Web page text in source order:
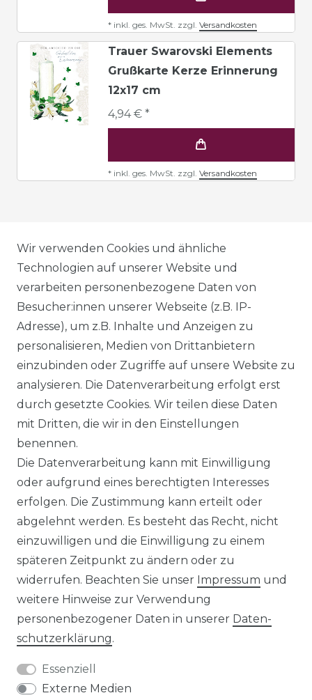
* inkl. ges. MwSt. zzgl. Versandkosten
Trauer Swarovski Elements
Grußkarte Kerze Erinnerung
12x17 cm
4,94 € *
* inkl. ges. MwSt. zzgl. Versandkosten
AGB
DATENSCHUTZERKLÄRUNG
WIDERRUFSRECHT
IMPRESSUM
KONTAKT
Unsere Zahlungsmöglichkeiten
Wir versenden mit
Wir verwenden Cookies und ähnliche
Technologien auf unserer Website und
verarbeiten personenbezogene Daten von
Besucher:innen unserer Webseite (z.B. IP-
Adresse), um z.B. Inhalte und Anzeigen zu
personalisieren, Medien von Drittanbietern
einzubinden oder Zugriffe auf unsere Website zu
analysieren. Die Datenverarbeitung erfolgt erst
durch gesetzte Cookies. Wir teilen diese Daten
mit Dritten, die wir in den Einstellungen
benennen.
Die Datenverarbeitung kann mit Einwilligung
oder aufgrund eines berechtigten Interesses
erfolgen. Die Zustimmung kann erteilt oder
abgelehnt werden. Es besteht das Recht, nicht
einzuwilligen und die Einwilligung zu einem
späteren Zeitpunkt zu ändern oder zu
widerrufen. Beachten Sie unser Impressum und
weitere Hinweise zur Verwendung
personenbezogener Daten in unserer Daten­
schutz­erklärung.
Essenziell
Externe Medien